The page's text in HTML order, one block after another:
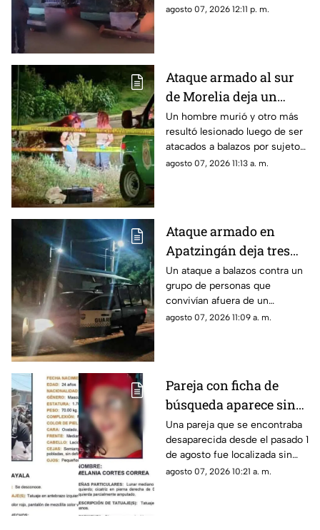
agosto 07, 2026 12:11 p. m.
Ataque armado al sur
de Morelia deja un
muerto y un herido
Un hombre murió y otro más
resultó lesionado luego de ser
atacados a balazos por sujetos
armados que viajaban a bordo
policía municipal.
agosto 07, 2026 11:13 a. m.
Ataque armado en
Apatzingán deja tres
personas sin vida
Un ataque a balazos contra un
grupo de personas que
convivían afuera de un
domicilio dejó como saldo tres
infarto; así lo dieron a conocer
elementos de la policía
municipal.
agosto 07, 2026 11:09 a. m.
Pareja con ficha de
búsqueda aparece sin
vida en una parcela;
fueron hallados con
bolsas en la cabeza
Una pareja que se encontraba
desaparecida desde el pasado 1
de agosto fue localizada sin
vida y con huellas de violencia
agosto 07, 2026 10:21 a. m.